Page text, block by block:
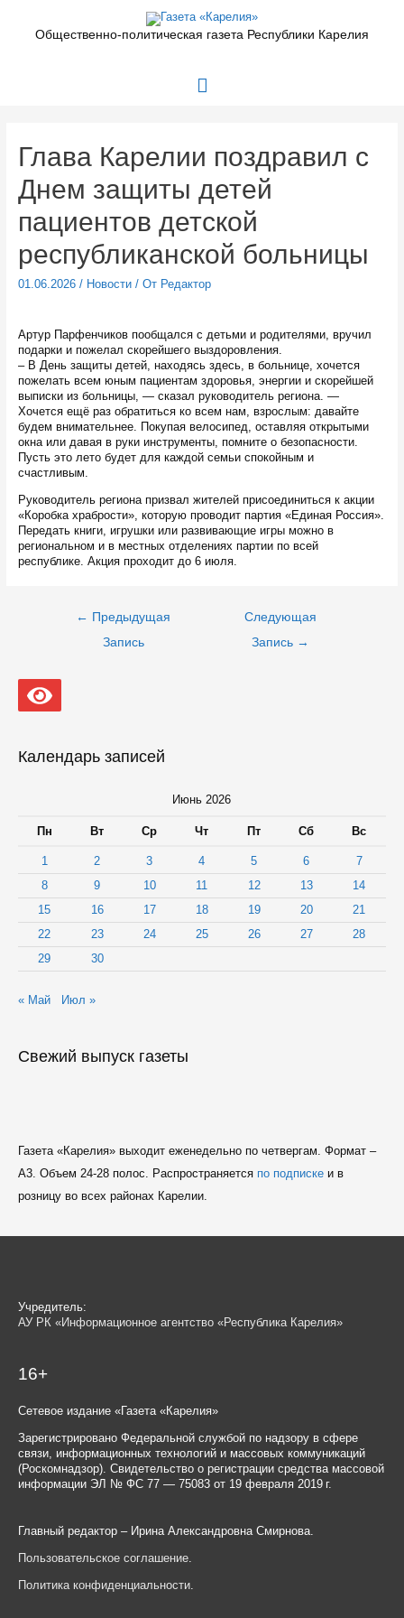
содержимомуОбщественно-политическая газета Республики Карелия
Главное
Глава Карелии поздравил с
Днем защиты детей
пациентов детской
республиканской больницы
01.06.2026/ Новости/ От Редактор
Артур Парфенчиков пообщался с детьми и родителями, вручил
подарки и пожелал скорейшего выздоровления.
– В День защиты детей, находясь здесь, в больнице, хочется
пожелать всем юным пациентам здоровья, энергии и скорейшей
выписки из больницы, — сказал руководитель региона. —
Хочется ещё раз обратиться ко всем нам, взрослым: давайте
будем внимательнее. Покупая велосипед, оставляя открытыми
окна или давая в руки инструменты, помните о безопасности.
Пусть это лето будет для каждой семьи спокойным и
счастливым.
Руководитель региона призвал жителей присоединиться к акции
«Коробка храбрости», которую проводит партия «Единая Россия».
Передать книги, игрушки или развивающие игры можно в
региональном и в местных отделениях партии по всей
республике. Акция проходит до 6 июля.
Навигация
← Предыдущая
Запись
Следующая
Запись →
Календарь записей
Июнь 2026
Пн Вт Ср Чт Пт Сб Вс
1 2 3 4 5 6
7
8
9 10 11 12 13
14
15
16 17 18 19 20
21
22
23 24 25 26 27
28
29
30
« Май Июл »
Свежий выпуск газеты
Газета «Карелия» выходит еженедельно по четвергам. Формат –
A3. Объем 24-28 полос. Распространяется по подпискеи в
розницу во всех районах Карелии.
Учредитель:
АУ РК «Информационное агентство «Республика Карелия»
16+
Сетевое издание «Газета «Карелия»
Зарегистрировано Федеральной службой по надзору в сфере
связи, информационных технологий и массовых коммуникаций
(Роскомнадзор). Свидетельство о регистрации средства массовой
информации ЭЛ № ФС 77 — 75083 от 19 февраля 2019 г.
Главный редактор – Ирина Александровна Смирнова.
Пользовательское соглашение.
Политика конфиденциальности